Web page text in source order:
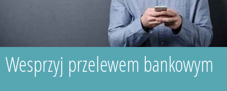
Wesprzyj przelewem bankowym